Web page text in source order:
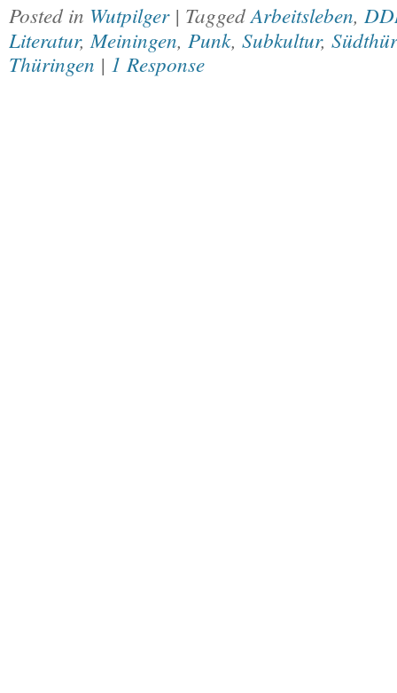
Posted in Wutpilger | TaggedArbeitsleben,
Literatur, Meiningen, Punk, Subkultur,
Thüringen | 1 Response